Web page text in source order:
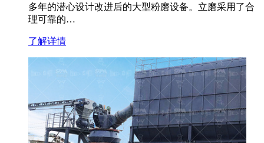
多年的潜心设计改进后的大型粉磨设备。立磨采用了合
理可靠的…
了解详情